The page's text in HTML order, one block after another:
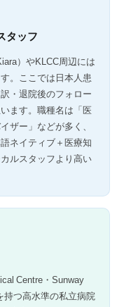
タッフ
）やKLCC周辺には
。ここでは日本人患
・退院後のフォロー
ます。職種名は「医
ザー」などが多く、
ネイティブ＋医療知
ルスタッフより高い
Centre・Sunway
持つ高水準の私立病院